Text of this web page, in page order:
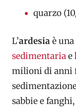
quarzo
L’ardesiaè una
sedimentariae
milioni di anni
sabbie e